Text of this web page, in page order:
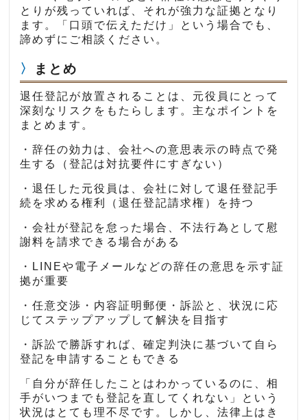
とりが残っていれば、それが強力な証拠となり
ます。「口頭で伝えただけ」という場合でも、
諦めずにご相談ください。
まとめ
退任登記が放置されることは、元役員にとって
深刻なリスクをもたらします。主なポイントを
まとめます。
・辞任の効力は、会社への意思表示の時点で発
生する（登記は対抗要件にすぎない）
・退任した元役員は、会社に対して退任登記手
続を求める権利（退任登記請求権）を持つ
・会社が登記を怠った場合、不法行為として慰
謝料を請求できる場合がある
・LINEや電子メールなどの辞任の意思を示す証
拠が重要
・任意交渉・内容証明郵便・訴訟と、状況に応
じてステップアップして解決を目指す
・訴訟で勝訴すれば、確定判決に基づいて自ら
登記を申請することもできる
「自分が辞任したことはわかっているのに、相
手がいつまでも登記を直してくれない」という
状況はとても理不尽です。しかし、法律上はき